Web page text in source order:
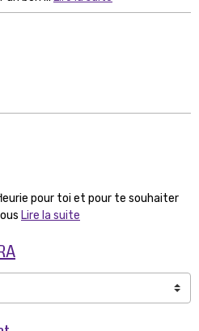
pour toi et pour te souhaiter
Lire la suite